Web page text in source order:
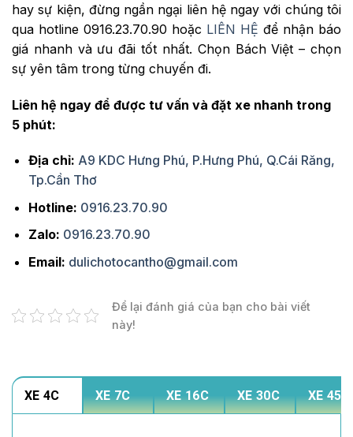
hay sự kiện, đừng ngần ngại liên hệ ngay với chúng tôi
qua hotline 0916.23.70.90 hoặc LIÊN HỆ để nhận báo
giá nhanh và ưu đãi tốt nhất. Chọn Bách Việt – chọn
sự yên tâm trong từng chuyến đi.
Liên hệ ngay để được tư vấn và đặt xe nhanh trong
5 phút:
Địa chỉ: A9 KDC Hưng Phú, P.Hưng Phú, Q.Cái Răng,
Tp.Cần Thơ
Hotline: 0916.23.70.90
Zalo: 0916.23.70.90
Email: dulichotocantho@gmail.com
Để lại đánh giá của bạn cho bài viết
này!
XE 4C XE 7C XE 16C XE 30C XE 45C